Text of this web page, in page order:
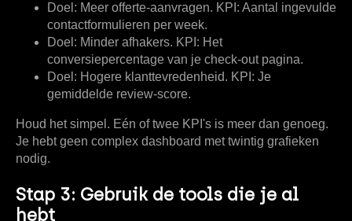
Doel: Meer offerte-aanvragen. KPI: Aantal ingevulde
contactformulieren per week.
Doel: Minder afhakers. KPI: Het
conversiepercentage van je check-out pagina.
Doel: Hogere klanttevredenheid. KPI: Je
gemiddelde review-score.
Houd het simpel. Eén of twee KPI's is meer dan genoeg.
Je hebt geen complex dashboard met twintig grafieken
nodig.
Stap 3: Gebruik de tools die je al
hebt